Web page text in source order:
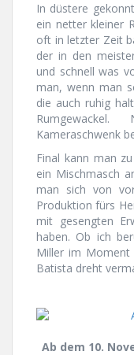
In düstere
ein netter kleiner
oft in letzter Zeit
der in den
und schnell was
man, wenn man
die auch ruhig
Kameraschwenk
Final kann man
ein Mischmasch
man sich von
Produktion fürs
mit gesengten
haben. Ob ich
Miller im Moment
Batista dreht
Ab dem 10.